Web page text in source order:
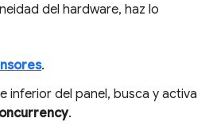
del hardware, haz lo
.
inferior del panel, busca y activa
.